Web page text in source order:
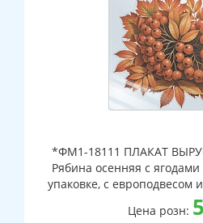
*ФМ1-18111 ПЛАКАТ
Рябина осенняя с
упаковке, с европодвесом
Цена розн: